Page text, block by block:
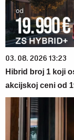
03. 08. 2026 13:23
Hibrid broj 1 koji
akcijskoj ceni od